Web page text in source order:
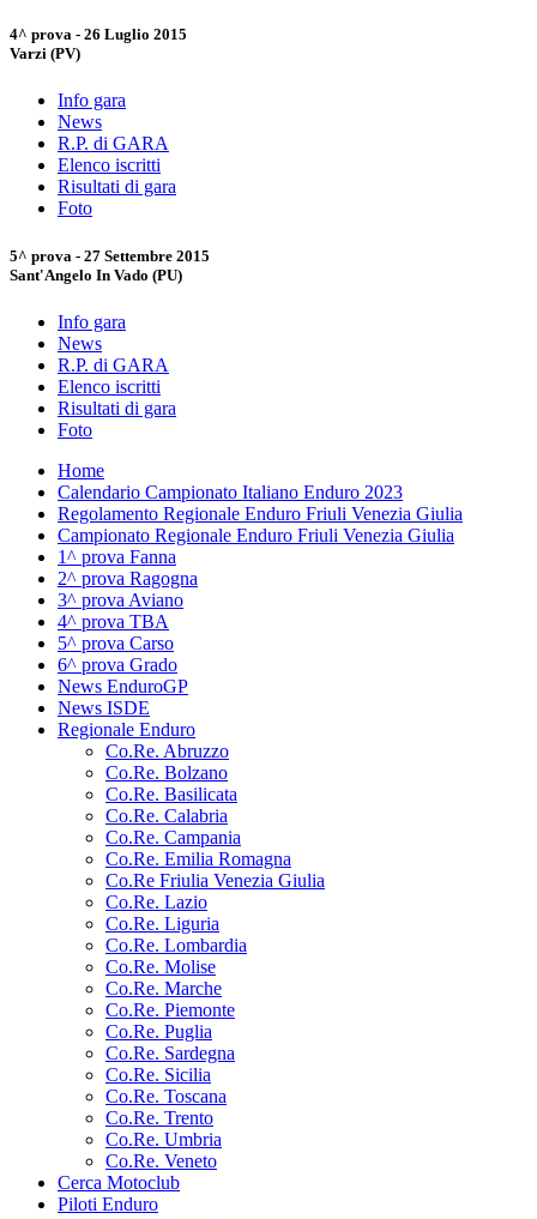
4^ prova - 26 Luglio 2015
Varzi (PV)
Info gara
News
R.P. di GARA
Elenco iscritti
Risultati di gara
Foto
5^ prova - 27 Settembre 2015
Sant'Angelo In Vado (PU)
Info gara
News
R.P. di GARA
Elenco iscritti
Risultati di gara
Foto
Home
Calendario Campionato Italiano Enduro 2023
Regolamento Regionale Enduro Friuli Venezia Giulia
Campionato Regionale Enduro Friuli Venezia Giulia
1^ prova Fanna
2^ prova Ragogna
3^ prova Aviano
4^ prova TBA
5^ prova Carso
6^ prova Grado
News EnduroGP
News ISDE
Regionale Enduro
Co.Re. Abruzzo
Co.Re. Bolzano
Co.Re. Basilicata
Co.Re. Calabria
Co.Re. Campania
Co.Re. Emilia Romagna
Co.Re Friulia Venezia Giulia
Co.Re. Lazio
Co.Re. Liguria
Co.Re. Lombardia
Co.Re. Molise
Co.Re. Marche
Co.Re. Piemonte
Co.Re. Puglia
Co.Re. Sardegna
Co.Re. Sicilia
Co.Re. Toscana
Co.Re. Trento
Co.Re. Umbria
Co.Re. Veneto
Cerca Motoclub
Piloti Enduro